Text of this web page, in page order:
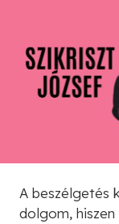
A beszélgetés
dolgom,